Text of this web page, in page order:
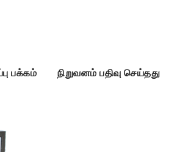
பக்கம் நிறுவனம் பதிவு செய்தது